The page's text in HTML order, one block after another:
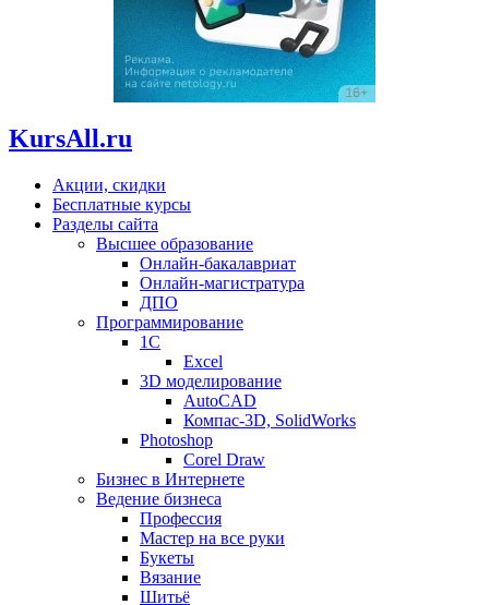
KursAll.ru
Акции, скидки
Бесплатные курсы
Разделы сайта
Высшее образование
Онлайн-бакалавриат
Онлайн-магистратура
ДПО
Программирование
1С
Excel
3D моделирование
AutoCAD
Компас-3D, SolidWorks
Photoshop
Corel Draw
Бизнес в Интернете
Ведение бизнеса
Профессия
Мастер на все руки
Букеты
Вязание
Шитьё